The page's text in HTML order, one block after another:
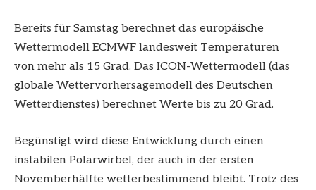
Bereits für Samstag berechnet das europäische
Wettermodell ECMWF landesweit Temperaturen
von mehr als 15 Grad. Das ICON-Wettermodell (das
globale Wettervorhersagemodell des Deutschen
Wetterdienstes) berechnet Werte bis zu 20 Grad.
Begünstigt wird diese Entwicklung durch einen
instabilen Polarwirbel, der auch in der ersten
Novemberhälfte wetterbestimmend bleibt. Trotz des